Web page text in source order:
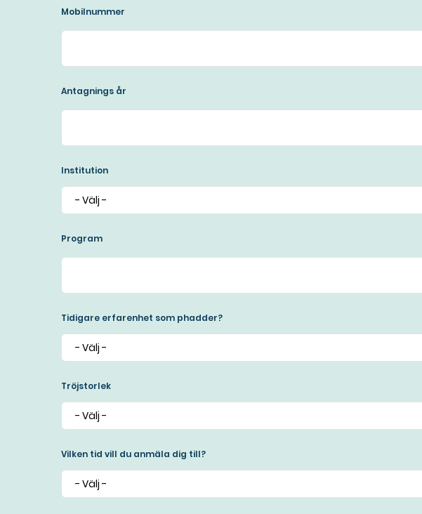
Mobilnummer
Antagnings år
Institution
Program
Tidigare erfarenhet som phadder?
Tröjstorlek
Vilken tid vill du anmäla dig till?